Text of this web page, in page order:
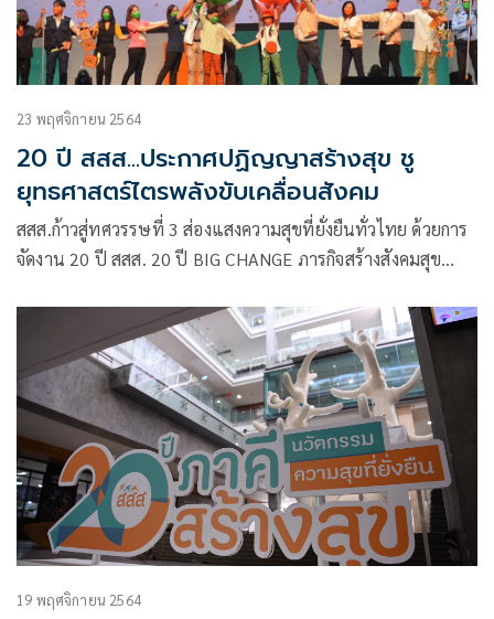
23 พฤศจิกายน 2564
20 ปี สสส...ประกาศปฏิญญาสร้างสุข ชู
ยุทธศาสตร์ไตรพลังขับเคลื่อนสังคม
สสส.ก้าวสู่ทศวรรษที่ 3 ส่องแสงความสุขที่ยั่งยืนทั่วไทย ด้วยการ
จัดงาน 20 ปี สสส. 20 ปี BIG CHANGE ภารกิจสร้างสังคมสุข
19 พฤศจิกายน 2564